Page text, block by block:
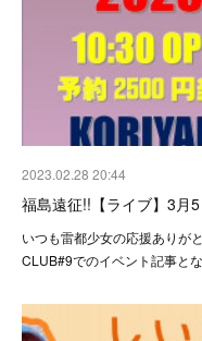
2023.02.28 20:44
福島遠征!!【ライブ】3月
いつも雷都少女の応援ありが
CLUB#9でのイベント記事と